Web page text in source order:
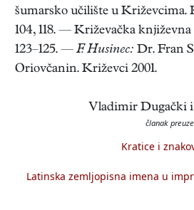
šumarsko učilište u Križevcima.
104, 118. — Križevačka književna
123–125. — F. Husinec: Dr. Fran
Oriovčanin. Križevci 2001.
Vladimir Dugački
članak
Kratice i
Latinska zemljopisna imena u